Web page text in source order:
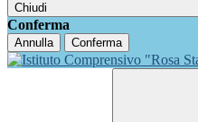
Chiudi
Conferma
Annulla Conferma